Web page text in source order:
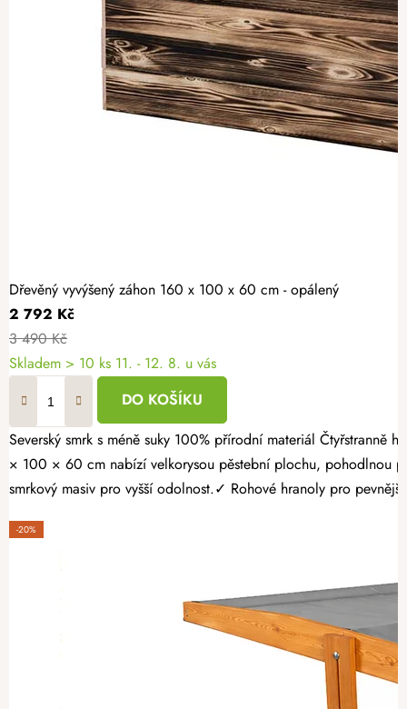
Dřevěný vyvýšený záhon 160 x 100 x 60 cm - opálený
2 792 Kč
3 490 Kč
Skladem > 10 ks 11. - 12. 8. u vás
DO KOŠÍKU
Severský smrk s méně suky 100% přírodní materiál Čtyřstranně hoblovaný masiv Proměňte svou zahradu v místo plné čerstvé zeleniny, voňavých bylinek a sladkých jahod. Opálený dřevěný vyvýšený záhon 160
× 100 × 60 cm nabízí velkorysou pěstební plochu, pohodlnou
smrkový masiv pro vyšší odolnost.✓ Rohové hranoly pro
-20%